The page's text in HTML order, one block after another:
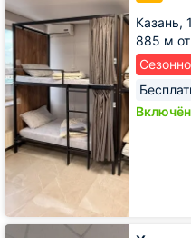
Казань,
885 м
Хостел